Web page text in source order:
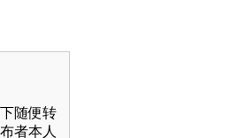
随便转
者本人